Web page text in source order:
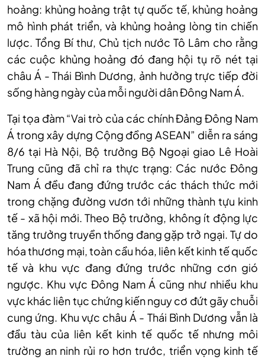
hoảng: khủng hoảng trật tự quốc tế, khủng hoảng
mô hình phát triển, và khủng hoảng lòng tin chiến
lược. Tổng Bí thư, Chủ tịch nước Tô Lâm cho rằng
các cuộc khủng hoảng đó đang hội tụ rõ nét tại
châu Á - Thái Bình Dương, ảnh hưởng trực tiếp đời
sống hàng ngày của mỗi người dân Đông Nam Á.
Tại tọa đàm “Vai trò của các chính Đảng Đông Nam
Á trong xây dựng Cộng đồng ASEAN” diễn ra sáng
8/6 tại Hà Nội, Bộ trưởng Bộ Ngoại giao Lê Hoài
Trung cũng đã chỉ ra thực trạng: Các nước Đông
Nam Á đều đang đứng trước các thách thức mới
trong chặng đường vươn tới những thành tựu kinh
tế - xã hội mới. Theo Bộ trưởng, không ít động lực
tăng trưởng truyền thống đang gặp trở ngại. Tự do
hóa thương mại, toàn cầu hóa, liên kết kinh tế quốc
tế và khu vực đang đứng trước những cơn gió
ngược. Khu vực Đông Nam Á cũng như nhiều khu
vực khác liên tục chứng kiến nguy cơ đứt gãy chuỗi
cung ứng. Khu vực châu Á - Thái Bình Dương vẫn là
đầu tàu của liên kết kinh tế quốc tế nhưng môi
trường an ninh rủi ro hơn trước, triển vọng kinh tế